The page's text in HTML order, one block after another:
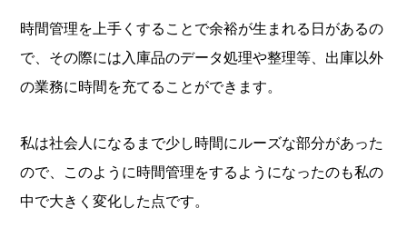
時間管理を上手くすることで余裕が生まれる日があるの
で、その際には入庫品のデータ処理や整理等、出庫以外
の業務に時間を充てることができます。
私は社会人になるまで少し時間にルーズな部分があった
ので、このように時間管理をするようになったのも私の
中で大きく変化した点です。